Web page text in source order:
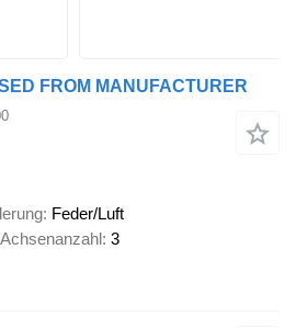
FROM MANUFACTURER
Feder/Luft
Achsenanzahl 3